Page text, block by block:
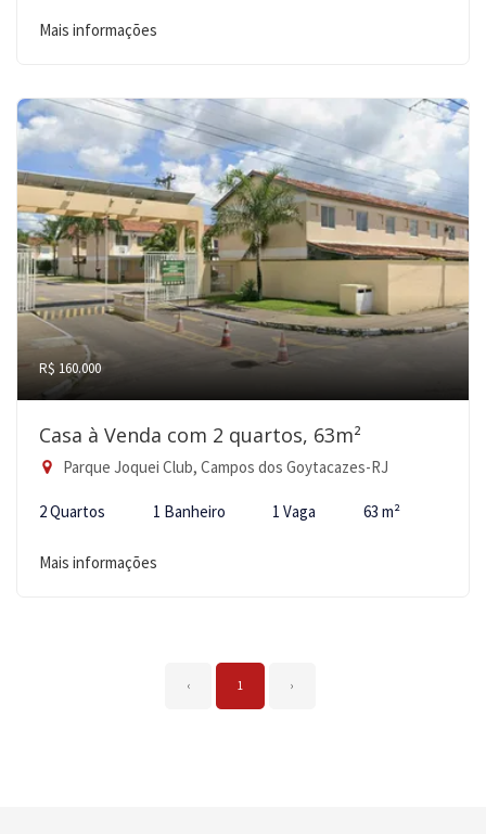
Mais informações
R$ 160.000
Casa à Venda com 2 quartos, 63m²
Parque Joquei Club, Campos dos Goytacazes-RJ
2 Quartos 1 Banheiro 1 Vaga 63 m²
Mais informações
‹ 1 ›